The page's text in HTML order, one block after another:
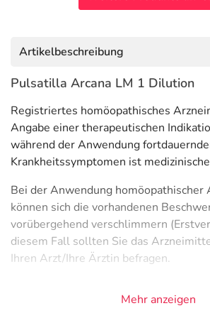
Artikelbeschreibung
Pulsatilla Arcana LM 1 Dilution
Registriertes homöopathisches
Angabe einer therapeutischen
während der Anwendung
Krankheitssymptomen ist
Bei der Anwendung
können sich die vorhandenen
vorübergehend verschlimmern
diesem Fall sollten Sie das
Ihren Arzt/Ihre Ärztin befragen.
homöopathischen Arzneimittels kann
Mehr anzeigen